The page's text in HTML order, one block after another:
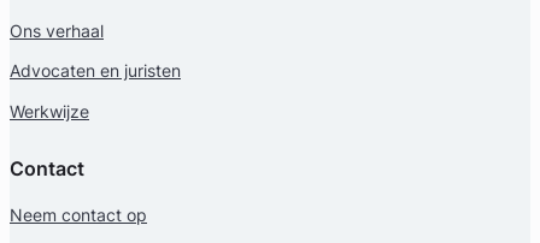
Ons verhaal
Advocaten en juristen
Werkwijze
Contact
Neem contact op